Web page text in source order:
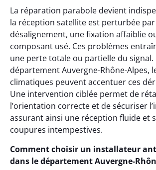
La réparation parabole devient
la réception satellite est perturbée
désalignement, une fixation affaiblie
composant usé. Ces problèmes
une perte totale ou partielle du signal.
département Auvergne-Rhône-Alpes,
climatiques peuvent accentuer ces
Une intervention ciblée permet de
l’orientation correcte et de sécuriser
assurant ainsi une réception fluide et
coupures intempestives.
Comment choisir un installateur
dans le département Auvergne-